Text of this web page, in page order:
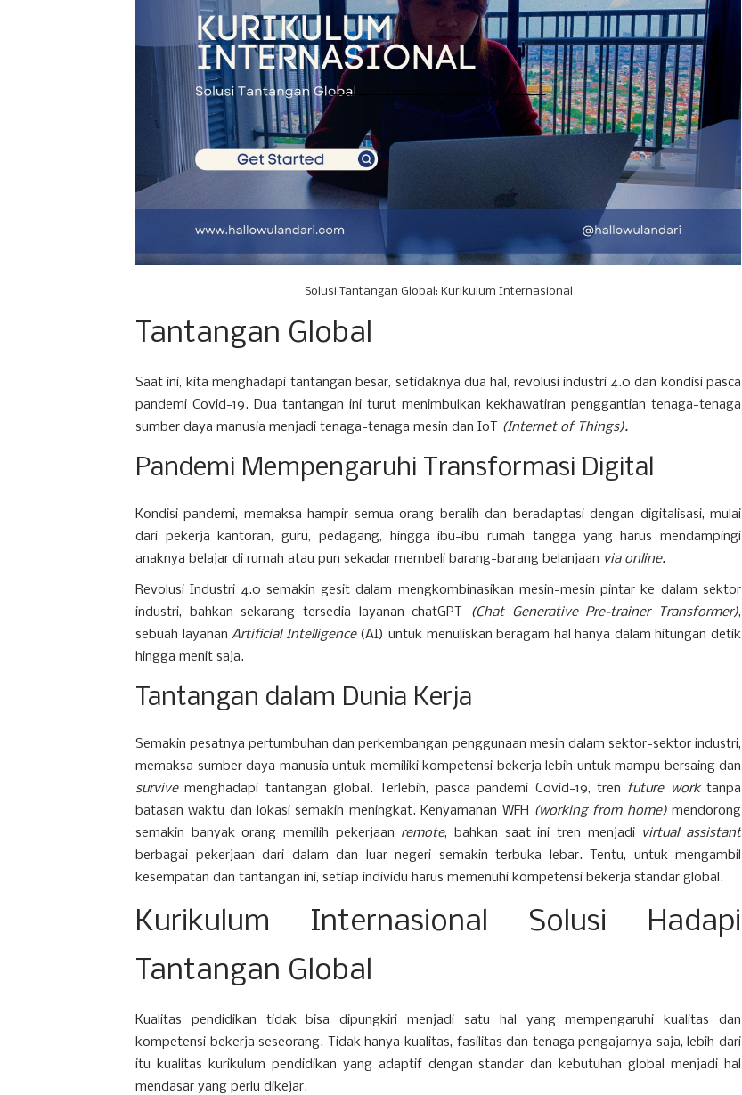
Solusi Tantangan Global: Kurikulum Internasional
Tantangan Global
Saat ini, kita menghadapi tantangan besar, setidaknya dua hal, revolusi industri 4.0 dan kondisi pasca
pandemi Covid-19. Dua tantangan ini turut menimbulkan kekhawatiran penggantian tenaga-tenaga
sumber daya manusia menjadi tenaga-tenaga mesin dan IoT
(Internet of Things).
Pandemi Mempengaruhi Transformasi Digital
Kondisi pandemi, memaksa hampir semua orang beralih dan beradaptasi dengan digitalisasi, mulai
dari pekerja kantoran, guru, pedagang, hingga ibu-ibu rumah tangga yang harus mendampingi
anaknya belajar di rumah atau pun sekadar membeli barang-barang belanjaan via online.
Revolusi Industri 4.0 semakin gesit dalam mengkombinasikan mesin-mesin pintar ke dalam sektor
industri, bahkan sekarang tersedia layanan chatGPT
(Chat Generative Pre-trainer Transformer),
sebuah layananArtificial Intelligence (AI) untuk menuliskan beragam hal hanya dalam hitungan detik
hingga menit saja.
Tantangan dalam Dunia Kerja
Semakin pesatnya pertumbuhan dan perkembangan penggunaan mesin dalam sektor-sektor industri,
memaksa sumber daya manusia untuk memiliki kompetensi bekerja lebih untuk mampu bersaing dan
survivemenghadapi tantangan global. Terlebih, pasca pandemi Covid-19, tren future worktanpa
batasan waktu dan lokasi semakin meningkat. Kenyamanan WFH (working from home)mendorong
semakin banyak orang memilih pekerjaan remote, bahkan saat ini tren menjadi virtual assistant
berbagai pekerjaan dari dalam dan luar negeri semakin terbuka lebar. Tentu, untuk mengambil
kesempatan dan tantangan ini, setiap individu harus memenuhi kompetensi bekerja standar global.
Kurikulum Internasional Solusi Hadapi
Tantangan Global
Kualitas pendidikan tidak bisa dipungkiri menjadi satu hal yang mempengaruhi kualitas dan
kompetensi bekerja seseorang. Tidak hanya kualitas, fasilitas dan tenaga pengajarnya saja, lebih dari
itu kualitas kurikulum pendidikan yang adaptif dengan standar dan kebutuhan global menjadi hal
mendasar yang perlu dikejar.